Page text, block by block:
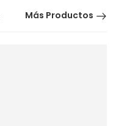
Más Productos